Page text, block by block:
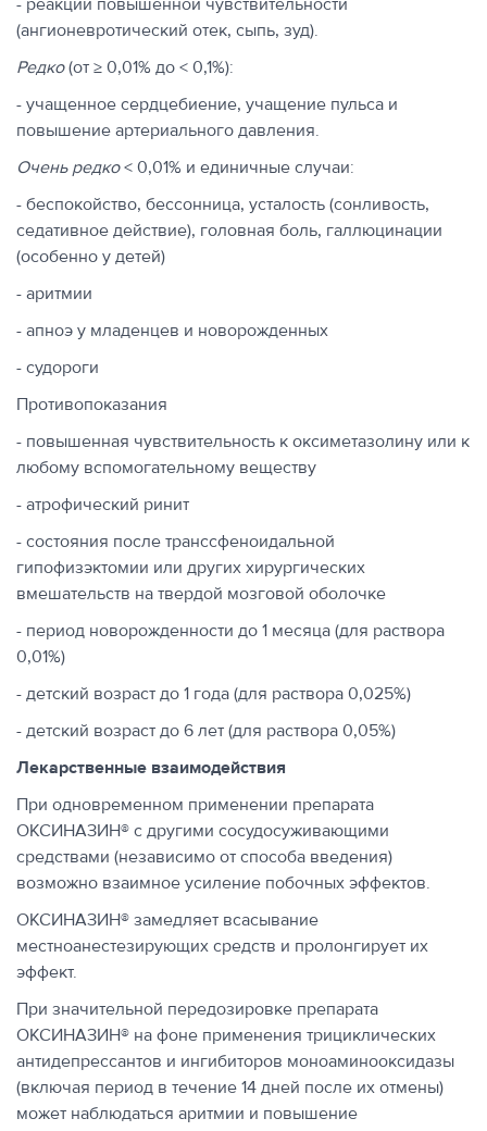
- реакции повышенной чувствительности
(ангионевротический отек, сыпь, зуд).
Редко(от ≥ 0,01% до < 0,1%):
- учащенное сердцебиение, учащение пульса и
повышение артериального давления.
Очень редко< 0,01% и единичные случаи:
- беспокойство, бессонница, усталость (сонливость,
седативное действие), головная боль, галлюцинации
(особенно у детей)
- аритмии
- апноэ у младенцев и новорожденных
- судороги
Противопоказания
- повышенная чувствительность к оксиметазолину или к
любому вспомогательному веществу
- атрофический ринит
- состояния после транссфеноидальной
гипофизэктомии или других хирургических
вмешательств на твердой мозговой оболочке
- период новорожденности до 1 месяца (для раствора
0,01%)
- детский возраст до 1 года (для раствора 0,025%)
- детский возраст до 6 лет (для раствора 0,05%)
Лекарственные взаимодействия
При одновременном применении препарата
ОКСИНАЗИН® с другими сосудосуживающими
средствами (независимо от способа введения)
возможно взаимное усиление побочных эффектов.
ОКСИНАЗИН® замедляет всасывание
местноанестезирующих средств и пролонгирует их
эффект.
При значительной передозировке препарата
ОКСИНАЗИН® на фоне применения трициклических
антидепрессантов и ингибиторов моноаминооксидазы
(включая период в течение 14 дней после их отмены)
может наблюдаться аритмии и повышение